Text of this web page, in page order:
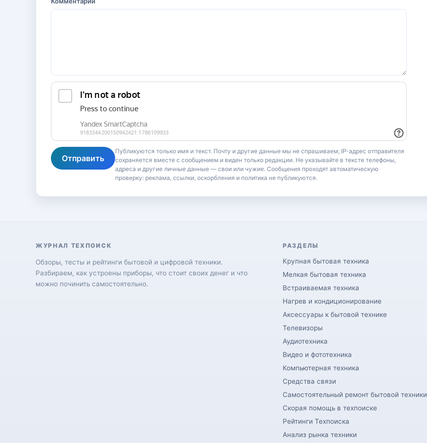
Отправить
Публикуются только имя и текст. Почту и другие данные мы не спрашиваем; IP-адрес отправителя
сохраняется вместе с сообщением и виден только редакции. Не указывайте в тексте телефоны,
адреса и другие личные данные — свои или чужие. Сообщения проходят автоматическую
проверку: реклама, ссылки, оскорбления и политика не публикуются.
ЖУРНАЛ ТЕХПОИСК
Обзоры, тесты и рейтинги бытовой и цифровой техники.
Разбираем, как устроены приборы, что стоит своих денег и что
можно починить самостоятельно.
РАЗДЕЛЫ
Крупная бытовая техника
Мелкая бытовая техника
Встраиваемая техника
Нагрев и кондиционирование
Аксессуары к бытовой технике
Телевизоры
Аудиотехника
Видео и фототехника
Компьютерная техника
Средства связи
Самостоятельный ремонт бытовой техники
Скорая помощь в техпоиске
Рейтинги Техпоиска
Анализ рынка техники